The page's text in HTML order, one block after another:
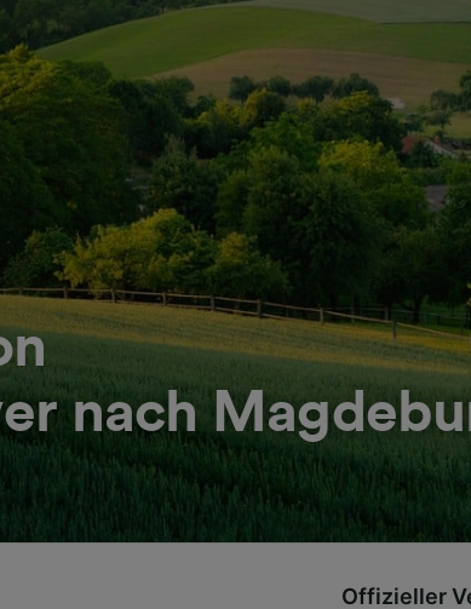
nach
Offizieller